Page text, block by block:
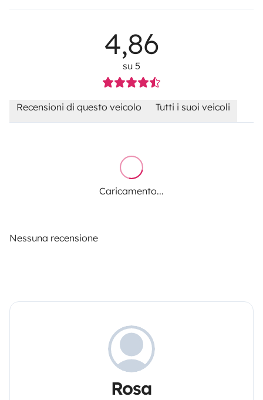
4,86
su 5
Recensioni di questo veicolo Tutti i suoi veicoli
Caricamento...
Nessuna recensione
Rosa